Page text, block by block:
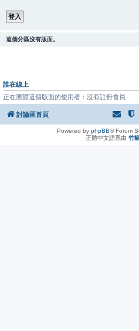
這個分區沒有版面。
誰在線上
正在瀏覽這個版面的使用者：沒有註冊會員
討論區首頁
Powered by phpBB® Forum
正體中文語系由 竹